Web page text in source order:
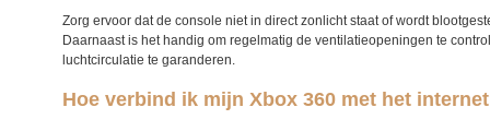
Zorg ervoor dat de console niet in direct zonlicht staat of wordt
Daarnaast is het handig om regelmatig de ventilatieopeningen te
luchtcirculatie te garanderen.
Hoe verbind ik mijn Xbox 360 met het